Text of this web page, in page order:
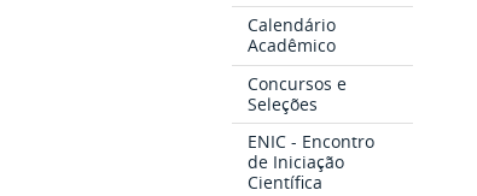
Calendário
Acadêmico
Concursos e
Seleções
ENIC - Encontro
de Iniciação
Científica